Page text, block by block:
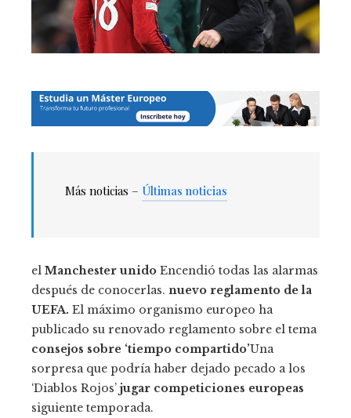
Más noticias – Últimas noticias
el Manchester unido Encendió todas las alarmas
después de conocerlas. nuevo reglamento de la
UEFA. El máximo organismo europeo ha
publicado su renovado reglamento sobre el tema
consejos sobre ‘tiempo compartido’Una
sorpresa que podría haber dejado pecado a los
‘Diablos Rojos’ jugar competiciones europeas
siguiente temporada.